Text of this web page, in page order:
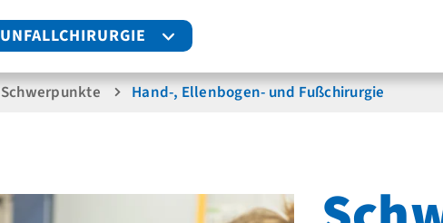
UNFALLCHIRURGIE
Schwerpunkte Hand-, Ellenbogen- und Fuß­chirurgie